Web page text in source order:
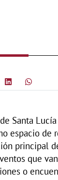
Santa
espacio de
principal
que
o